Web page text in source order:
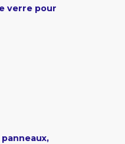
verre pour